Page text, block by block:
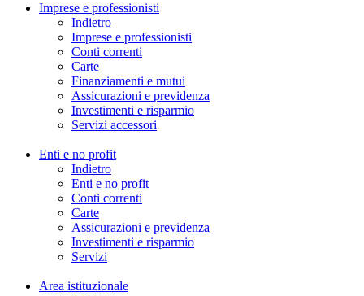
Imprese e professionisti
Indietro
Imprese e professionisti
Conti correnti
Carte
Finanziamenti e mutui
Assicurazioni e previdenza
Investimenti e risparmio
Servizi accessori
Enti e no profit
Indietro
Enti e no profit
Conti correnti
Carte
Assicurazioni e previdenza
Investimenti e risparmio
Servizi
Area istituzionale